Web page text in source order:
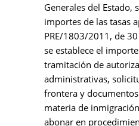
Generales del Estado,
importes de las tasas
PRE/1803/2011, de
se establece el
tramitación de
administrativas,
frontera y
materia de
abonar en